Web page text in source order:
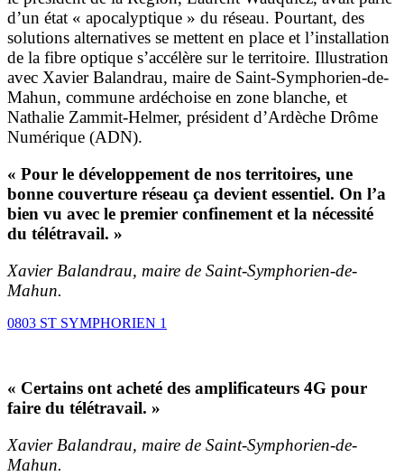
d’un état « apocalyptique » du réseau. Pourtant, des
solutions alternatives se mettent en place et l’installation
de la fibre optique s’accélère sur le territoire. Illustration
avec Xavier Balandrau, maire de Saint-Symphorien-de-
Mahun, commune ardéchoise en zone blanche, et
Nathalie Zammit-Helmer, président d’Ardèche Drôme
Numérique (ADN).
« Pour le développement de nos territoires, une
bonne couverture réseau ça devient essentiel. On l’a
bien vu avec le premier confinement et la nécessité
du télétravail. »
Xavier Balandrau, maire de Saint-Symphorien-de-
Mahun.
0803 ST SYMPHORIEN 1
« Certains ont acheté des amplificateurs 4G pour
faire du télétravail. »
Xavier Balandrau, maire de Saint-Symphorien-de-
Mahun.